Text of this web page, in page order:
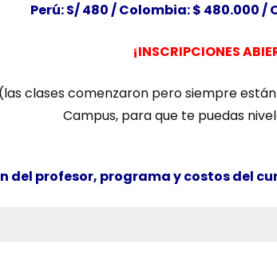
Perú: S/ 480 /Colombia: $ 480.000 /
¡INSCRIPCIONES
(las clases comenzaron pero siempre
Campus, para que te puedas
del profesor, programa y costos del